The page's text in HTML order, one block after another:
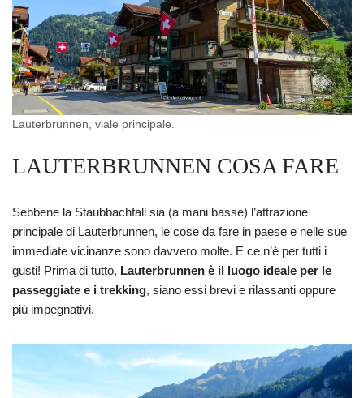
Lauterbrunnen, viale principale.
LAUTERBRUNNEN COSA FARE
Sebbene la Staubbachfall sia (a mani basse) l’attrazione
principale di Lauterbrunnen, le cose da fare in paese e nelle sue
immediate vicinanze sono davvero molte. E ce n’è per tutti i
gusti! Prima di tutto, Lauterbrunnen è il luogo ideale per le
passeggiate e i trekking, siano essi brevi e rilassanti oppure
più impegnativi.